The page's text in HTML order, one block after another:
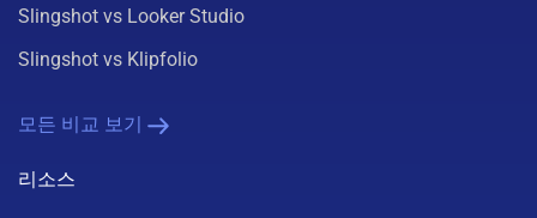
Slingshot vs Looker Studio
Slingshot vs Klipfolio
모든 비교 보기
리소스